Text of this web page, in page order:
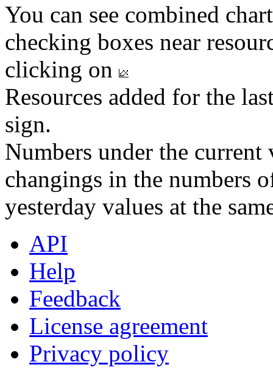
You can see combined
checking boxes near
clicking on
Resources added for the
sign.
Numbers under the
changings in the numbers
yesterday values at the
API
Help
Feedback
License agreement
Privacy policy